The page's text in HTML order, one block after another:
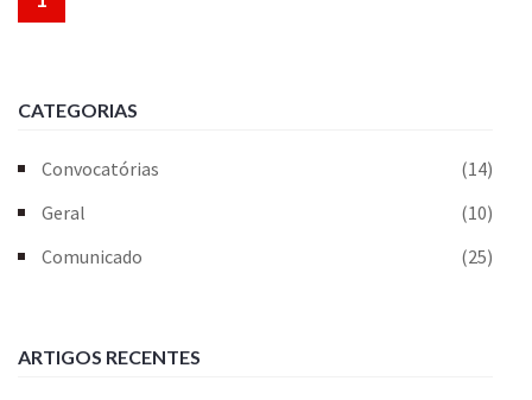
CATEGORIAS
Convocatórias
(14)
Geral
(10)
Comunicado
(25)
ARTIGOS RECENTES